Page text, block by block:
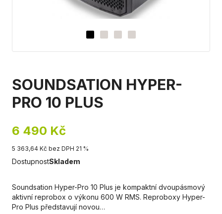
SOUNDSATION HYPER-
PRO 10 PLUS
6 490 Kč
5 363,64 Kč bez DPH 21 %
DostupnostSkladem
Soundsation Hyper-Pro 10 Plus je kompaktní dvoupásmový
aktivní reprobox o výkonu 600 W RMS. Reproboxy Hyper-
Pro Plus představují novou…